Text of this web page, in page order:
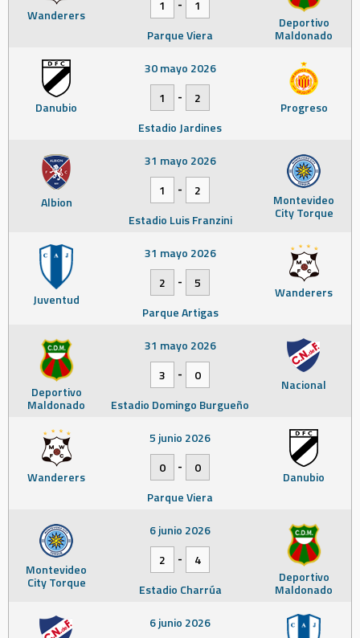
Wanderers Deportivo
Maldonado
1
1
Parque Viera
Danubio Progreso
30 mayo 2026
1
-
2
Estadio Jardines
Albion Montevideo
City Torque
31 mayo 2026
1
-
2
Estadio Luis Franzini
Juventud Wanderers
31 mayo 2026
2
-
5
Parque Artigas
Deportivo
Maldonado
Nacional
31 mayo 2026
3
-
0
Estadio Domingo Burgueño
Wanderers Danubio
5 junio 2026
0
-
0
Parque Viera
Montevideo
City Torque Deportivo
Maldonado
6 junio 2026
2
-
4
Estadio Charrúa
6 junio 2026